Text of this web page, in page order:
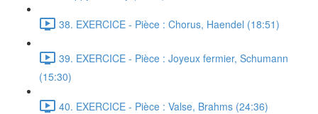
38. EXERCICE - Pièce : Chorus, Haendel (18:51)
39. EXERCICE - Pièce : Joyeux fermier, Schumann
(15:30)
40. EXERCICE - Pièce : Valse, Brahms (24:36)